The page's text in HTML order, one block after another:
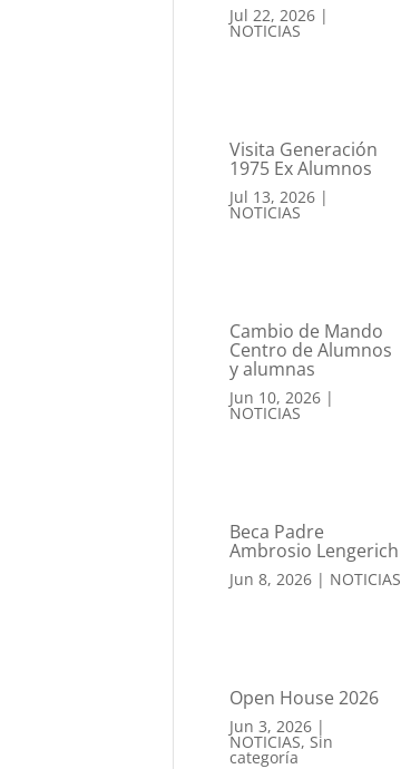
Jul 22, 2026|
NOTICIAS
Visita Generación
1975 Ex Alumnos
Jul 13, 2026|
NOTICIAS
Cambio de Mando
Centro de Alumnos
y alumnas
Jun 10, 2026|
NOTICIAS
Beca Padre
Ambrosio Lengerich
Jun 8, 2026| NOTICIAS
Open House 2026
Jun 3, 2026|
NOTICIAS, Sin
categoría